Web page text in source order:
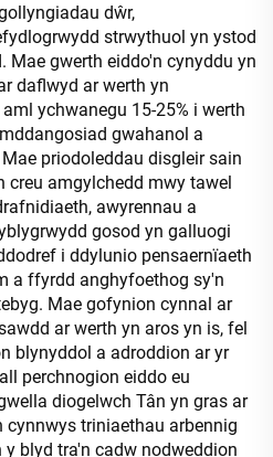
dŵr,
strwythuol yn ystod
gwerth eiddo'n cynyddu yn
daflwyd ar werth yn
ychwanegu 15-25% i werth
gwahanol a
priodoleddau disgleir sain
creu amgylchedd mwy tawel
awyrennau a
gosod yn galluogi
i ddylunio pensaernïaeth
a ffyrdd anghyfoethog sy'n
Mae gofynion cynnal ar
ar werth yn aros yn is, fel
blynyddol a adroddion ar yr
perchnogion eiddo eu
diogelwch Tân yn gras ar
triniaethau arbennig
blyd tra'n cadw nodweddion